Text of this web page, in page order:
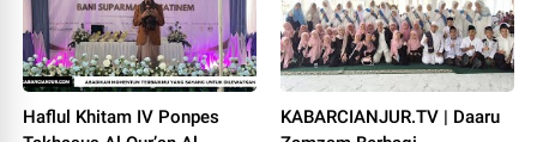
Haflul Khitam IV Ponpes
KABARCIANJUR.TV | Daaru